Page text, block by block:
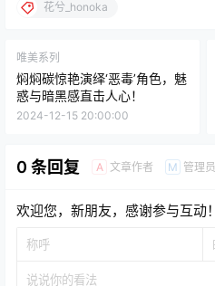
花兮_honoka
唯美系列
焖焖碳惊艳演绎‘恶毒’角色，魅
惑与暗黑感直击人心！
2024-12-15 20:00:00
0 条回复 A 文章作者 M 管理员
欢迎您，新朋友，感谢参与互动！